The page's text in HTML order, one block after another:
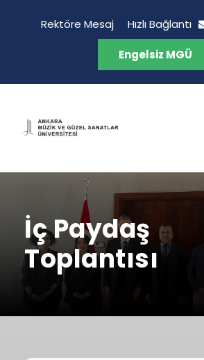
Rektöre Mesaj Hızlı Bağlantı
Engelsiz MGÜ
İç Paydaş
Toplantısı